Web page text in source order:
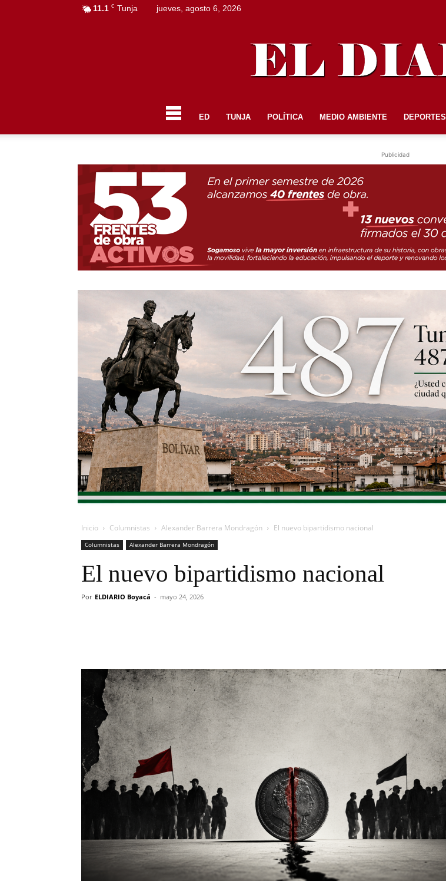
11.1 C Tunja jueves, agosto 6, 2026
DIARIO
ED TUNJA POLÍTICA MEDIO AMBIENTE DEPORTES
Publicidad
Inicio Columnistas Alexander Barrera Mondragón El nuevo bipartidismo nacional
Columnistas Alexander Barrera Mondragón
El nuevo bipartidismo nacional
Por ELDIARIO Boyacá - mayo 24, 2026